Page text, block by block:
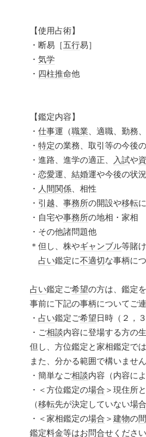
【使用占術】
・断易［五行易］
・ 気学
・ 四柱推命他
【鑑定内容】
・ 仕事運（職業、適職、勤務、
・ 特定の業務、取引等の今後の
・進路、進学の適正、
入試や
・ 恋愛運、 結婚運や今後の状況
・ 人間関係、相性
・ 引越、 事務所の開設や移転
・自宅や事務所の地相・家相
・その他諸問題他
＊但し、株やギャンブル等賭
占い鑑定に不適切な事柄に
占い鑑定ご希望の方は、鑑定
事前に下記の事柄についてご
・ 占い鑑定ご希望日時（２，
・ご相談内容に登場する方の
但し、方位鑑定と家相鑑定で
また、分かる範囲で構いません
・簡単なご相談内容（内容に
・＜方位鑑定の場合 ＞現住所と
（移転先が決定していない場合
・＜家相鑑定の場合 ＞建物の
鑑定料金等はお問合せください